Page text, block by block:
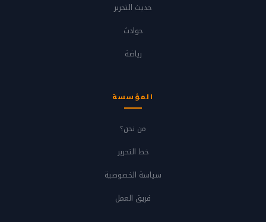
حديث التحرير
حوادث
رياضة
المؤسسة
من نحن؟
خط التحرير
سياسة الخصوصية
فريق العمل